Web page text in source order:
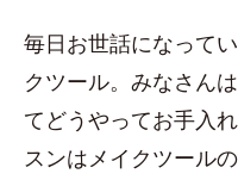
毎日お世話になって
クツール。みなさん
てどうやってお手入
スンはメイクツール